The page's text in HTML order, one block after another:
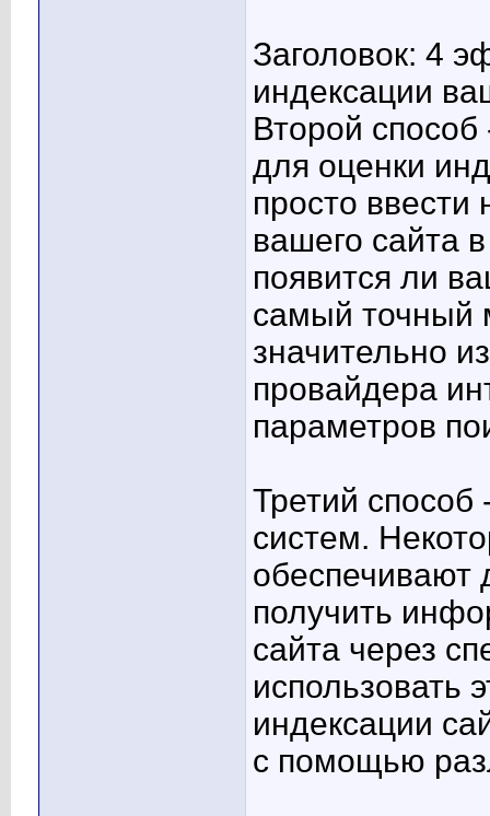
Заголовок: 4
индексации
Второй
для оценки
просто
вашего сайта
появится ли
самый точный
значительно
провайдера
параметров
Третий способ
систем.
обеспечивают
получить
сайта через
использовать
индексации
с помощью